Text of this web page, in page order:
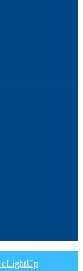
eLightUp